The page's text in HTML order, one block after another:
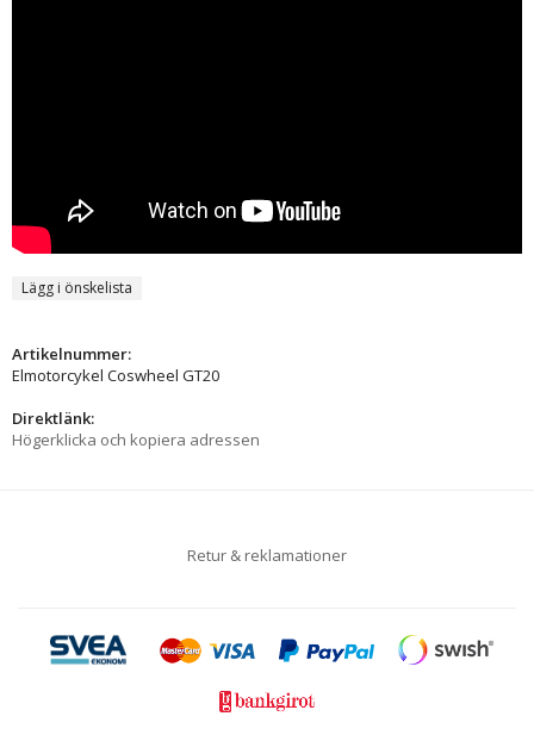
Lägg i önskelista
Artikelnummer:
Elmotorcykel Coswheel GT20
Direktlänk:
Högerklicka och kopiera adressen
Retur & reklamationer